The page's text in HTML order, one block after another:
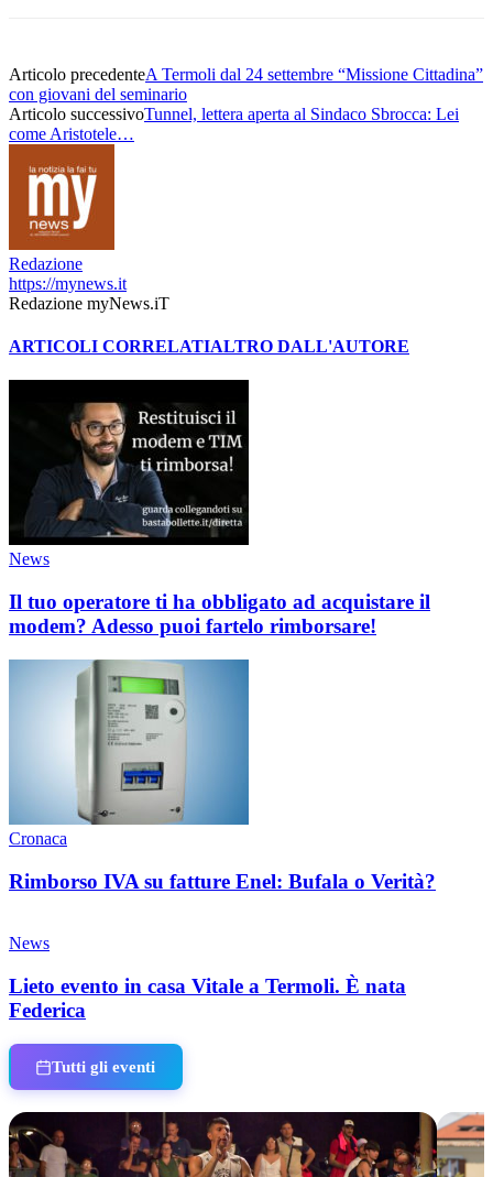
Articolo precedenteA Termoli dal 24 settembre “Missione Cittadina”
con giovani del seminario
Articolo successivoTunnel, lettera aperta al Sindaco Sbrocca: Lei
come Aristotele…
Redazione
https://mynews.it
Redazione myNews.iT
ARTICOLI CORRELATIALTRO DALL'AUTORE
News
Il tuo operatore ti ha obbligato ad acquistare il
modem? Adesso puoi fartelo rimborsare!
Cronaca
Rimborso IVA su fatture Enel: Bufala o Verità?
News
Lieto evento in casa Vitale a Termoli. È nata
Federica
Tutti gli eventi